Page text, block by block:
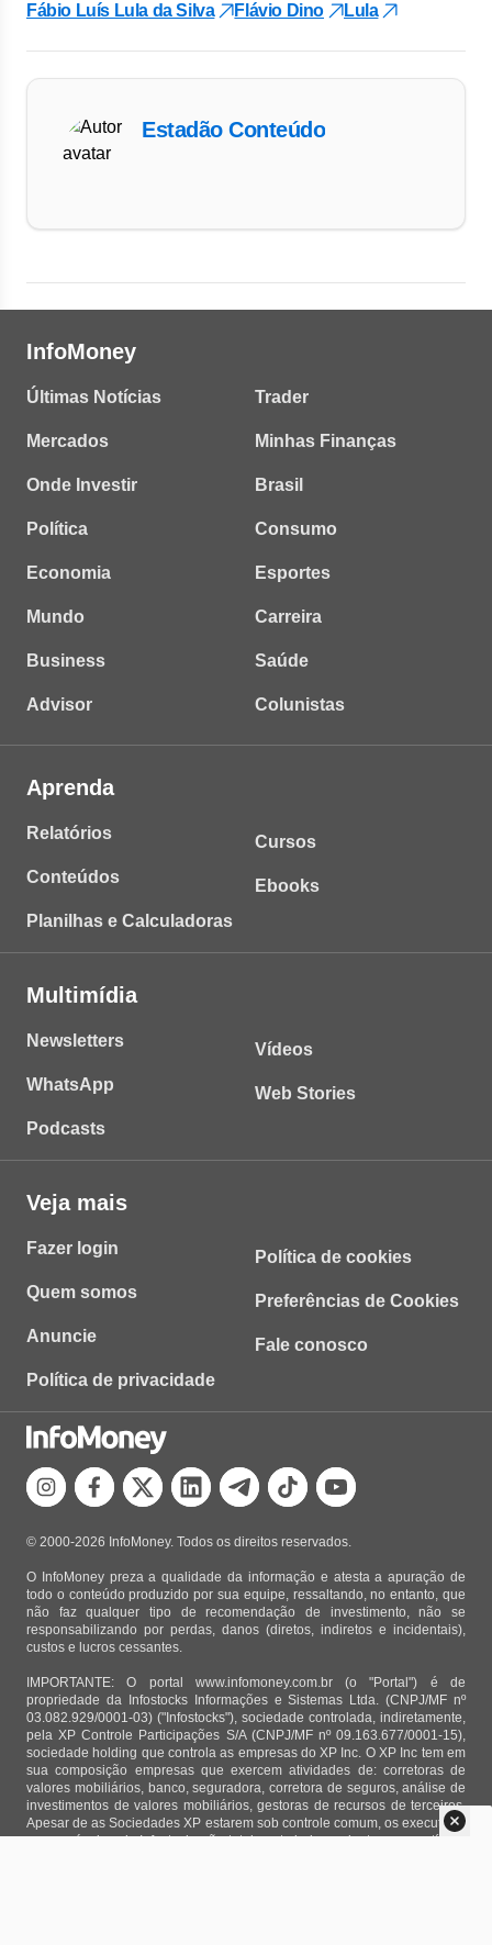
Fábio Luís Lula da Silva
Flávio Dino Lula
Estadão Conteúdo
InfoMoney
Últimas Notícias
Mercados
Onde Investir
Política
Economia
Mundo
Business
Advisor
Trader
Minhas Finanças
Brasil
Consumo
Esportes
Carreira
Saúde
Colunistas
Aprenda
Relatórios
Conteúdos
Planilhas e Calculadoras
Cursos
Ebooks
Multimídia
Newsletters
WhatsApp
Podcasts
Vídeos
Web Stories
Veja mais
Fazer login
Quem somos
Anuncie
Política de privacidade
Política de cookies
Preferências de Cookies
Fale conosco
© 2000-2026 InfoMoney. Todos os direitos reservados.
O InfoMoney preza a qualidade da informação e atesta a apuração de
todo o conteúdo produzido por sua equipe, ressaltando, no entanto, que
não faz qualquer tipo de recomendação de investimento, não se
responsabilizando por perdas, danos (diretos, indiretos e incidentais),
custos e lucros cessantes.
IMPORTANTE: O portal www.infomoney.com.br (o "Portal") é de
propriedade da Infostocks Informações e Sistemas Ltda. (CNPJ/MF nº
03.082.929/0001-03) ("Infostocks"), sociedade controlada, indiretamente,
pela XP Controle Participações S/A (CNPJ/MF nº 09.163.677/0001-15),
sociedade holding que controla as empresas do XP Inc. O XP Inc tem em
sua composição empresas que exercem atividades de: corretoras de
valores mobiliários, banco, seguradora, corretora de seguros, análise de
investimentos de valores mobiliários, gestoras de recursos de terceiros.
Apesar de as Sociedades XP estarem sob controle comum, os executivos
responsáveis pela Infostocks são totalmente independentes e as notícias,